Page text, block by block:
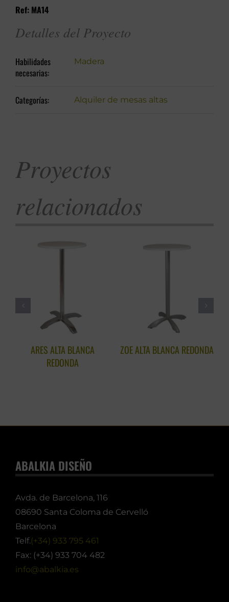
Ref: MA14
Detalles del Proyecto
Habilidades
necesarias:
Madera
Categorías: Alquiler de mesas altas
Proyectos
relacionados
ARES ALTA BLANCA
REDONDA
ZOE ALTA BLANCA REDONDA
ABALKIA DISEÑO
Avda. de Barcelona, 116
08690 Santa Coloma de Cervelló
Barcelona
Telf.(+34) 933 795 461
Fax: (+34) 933 704 482
info@abalkia.es